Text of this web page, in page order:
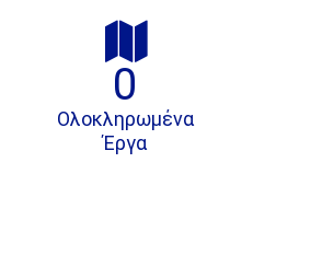

0
Ολοκληρωμένα
Έργα